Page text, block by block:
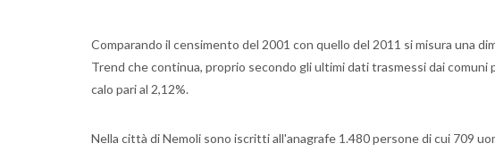
Comparando il censimento del 2001 con quello del 2011 si misura una
Trend che continua, proprio secondo gli ultimi dati trasmessi dai comuni
calo pari al 2,12%.
Nella città di Nemoli sono iscritti all'anagrafe 1.480 persone di cui 709